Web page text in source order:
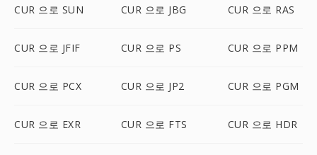
CUR 으로 SUN CUR 으로 JBG CUR 으로 RAS
CUR 으로 JFIF CUR 으로 PS CUR 으로 PPM
CUR 으로 PCX CUR 으로 JP2 CUR 으로 PGM
CUR 으로 EXR CUR 으로 FTS CUR 으로 HDR